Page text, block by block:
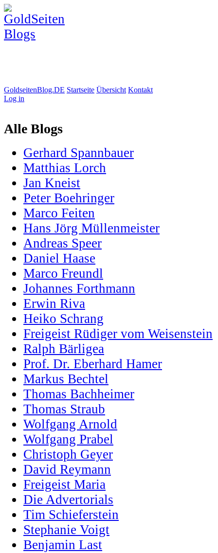
GoldseitenBlog.DE Startseite Übersicht Kontakt
Log in
Alle Blogs
Gerhard Spannbauer
Matthias Lorch
Jan Kneist
Peter Boehringer
Marco Feiten
Hans Jörg Müllenmeister
Andreas Speer
Daniel Haase
Marco Freundl
Johannes Forthmann
Erwin Riva
Heiko Schrang
Freigeist Rüdiger vom Weisenstein
Ralph Bärligea
Prof. Dr. Eberhard Hamer
Markus Bechtel
Thomas Bachheimer
Thomas Straub
Wolfgang Arnold
Wolfgang Prabel
Christoph Geyer
David Reymann
Freigeist Maria
Die Advertorials
Tim Schieferstein
Stephanie Voigt
Benjamin Last